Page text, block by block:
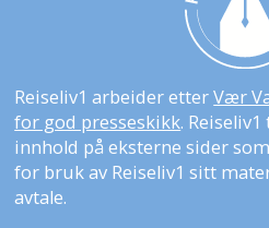
Reiseliv1 arbeider etterVær
for god presseskikk.
innhold på eksterne sider
for bruk av Reiseliv1 sitt
avtale.